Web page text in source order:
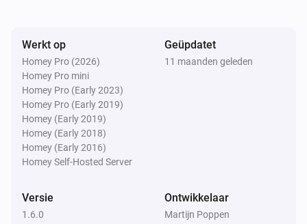
Apple Find My
Breedtegraad is veranderd
Apple Find My
Lengtegraad is veranderd
De batterijwaarschuwing is aan
Werkt op
Homey Pro (2026)
Homey Pro mini
Homey Pro (Early 2023)
Homey Pro (Early 2019)
Homey (Early 2019)
Homey (Early 2018)
Homey (Early 2016)
Homey Self-Hosted Server
Geüpdatet
11 maanden geleden
Versie
1.6.0
Ontwikkelaar
Martijn Poppen